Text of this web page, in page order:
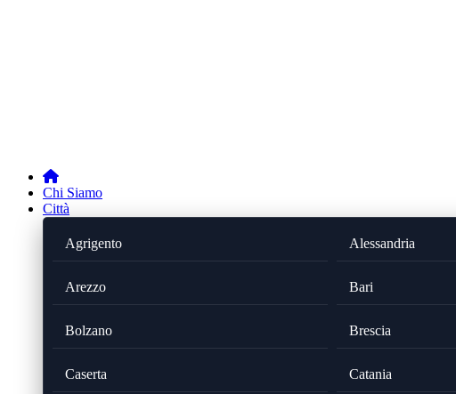
Chi Siamo
Città
Agrigento Alessandria
Arezzo Bari
Bolzano Brescia
Caserta Catania